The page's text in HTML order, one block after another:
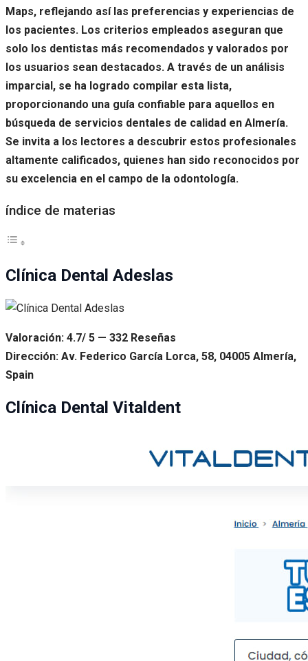
Maps, reflejando así las preferencias y experiencias de
los pacientes. Los criterios empleados aseguran que
solo los dentistas más recomendados y valorados por
los usuarios sean destacados. A través de un análisis
imparcial, se ha logrado compilar esta lista,
proporcionando una guía confiable para aquellos en
búsqueda de servicios dentales de calidad en Almería.
Se invita a los lectores a descubrir estos profesionales
altamente calificados, quienes han sido reconocidos por
su excelencia en el campo de la odontología.
índice de materias
Clínica Dental Adeslas
Valoración: 4.7/ 5 — 332 Reseñas
Dirección: Av. Federico García Lorca, 58, 04005 Almería,
Spain
Clínica Dental Vitaldent